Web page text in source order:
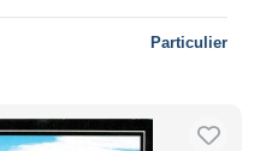
Particulier